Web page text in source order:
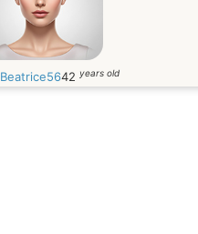
Beatrice5642 years old